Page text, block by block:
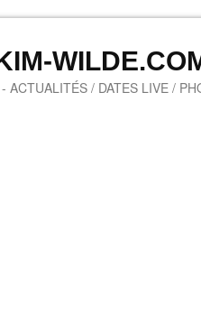
ACTUALITÉS / DATES LIVE /